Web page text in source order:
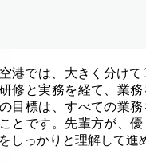
港では、大きく分け
修と実務を経て、業
目標は、すべての業
とです。先輩方が、
しっかりと理解して進